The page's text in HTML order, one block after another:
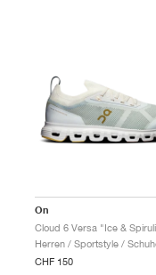
On
Cloud 6 Versa "Ice &
Herren / Sportstyle /
CHF 150